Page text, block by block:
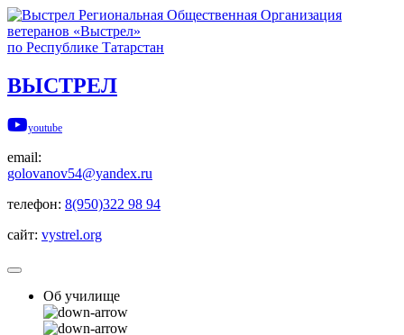
Региональная Общественная Организация
ветеранов «Выстрел»
по Республике Татарстан
ВЫСТРЕЛ
youtube
email:
golovanov54@yandex.ru
телефон: 8(950)322 98 94
сайт: vystrel.org
Об училище